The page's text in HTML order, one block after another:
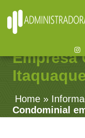
Empresa
Home »
Condominial